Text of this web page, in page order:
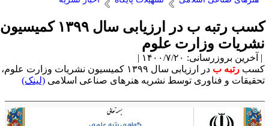
کسب رتبه ب در ارزیابی سال ۱۳۹۹ کمیسیون
وزارت علوم
۱۴۰۰/۷/۲۰ |
ب
در ارزیابی سال ۱۳۹۹ کمیسیون نشریات وزارت علوم،
و فناوری توسط نشریه هنرهای صناعی اسلامی(لینک)